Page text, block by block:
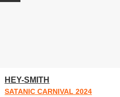
HEY-SMITH
SATANIC CARNIVAL 2024